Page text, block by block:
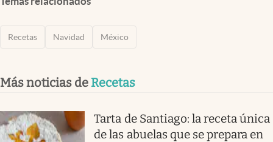
Recetas Navidad México
Más noticias de Recetas
Tarta de Santiago: la receta única
de las abuelas que se prepara en